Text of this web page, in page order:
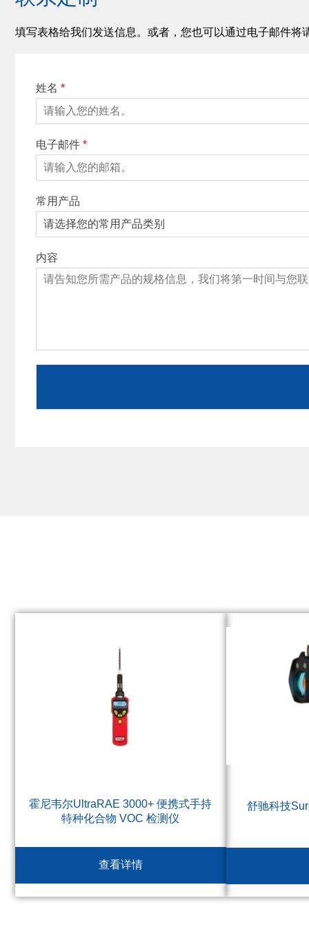
填写表格给我们发送信息。或者，您也可以通过电子邮件将
姓名 *
电子邮件 *
常用产品
内容
霍尼韦尔UltraRAE 3000+ 便携式手持
特种化合物 VOC 检测仪
查看详情
舒驰科技